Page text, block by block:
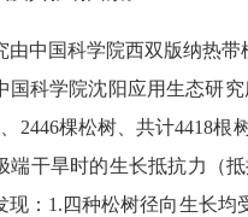
由中国科学院西双版纳热带
国科学院沈阳应用生态研
2446棵松树、共计4418根
端干旱时的生长抵抗力（
现 ： 1 . 四种松树径向生长均